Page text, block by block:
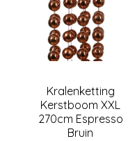
Kralenketting
Kerstboom XXL
270cm Espresso
Bruin